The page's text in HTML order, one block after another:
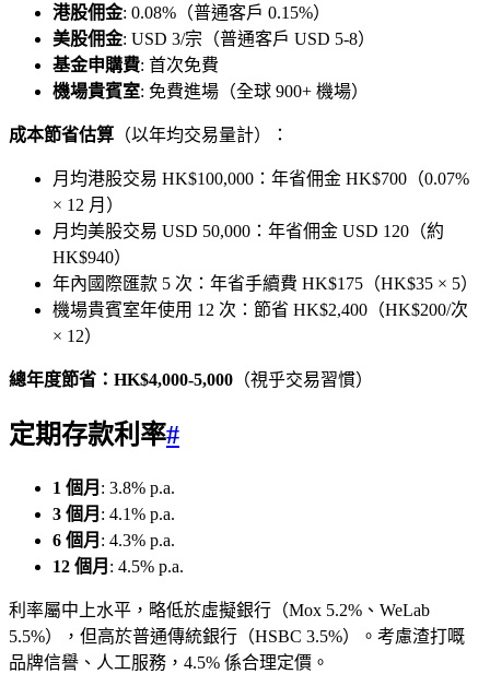
港股佣金: 0.08%（普通客戶 0.15%）
美股佣金: USD 3/宗（普通客戶 USD 5-8）
基金申購費: 首次免費
機場貴賓室: 免費進場（全球 900+ 機場）
成本節省估算 （以年均交易量計）：
月均港股交易 HK$100,000：年省佣金 HK$700（0.07%
× 12 月）
月均美股交易 USD 50,000：年省佣金 USD 120（約
HK$940）
年內國際匯款 5 次：年省手續費 HK$175（HK$35 × 5）
機場貴賓室年使用 12 次：節省 HK$2,400（HK$200/次
× 12）
總年度節省：HK$4,000-5,000 （視乎交易習慣）
定期存款利率#
1 個月 : 3.8% p.a.
3 個月 : 4.1% p.a.
6 個月 : 4.3% p.a.
12 個月 : 4.5% p.a.
利率屬中上水平，略低於虛擬銀行（Mox 5.2%、WeLab
5.5%），但高於普通傳統銀行（HSBC 3.5%）。考慮渣打嘅
品牌信譽、人工服務，4.5% 係合理定價。